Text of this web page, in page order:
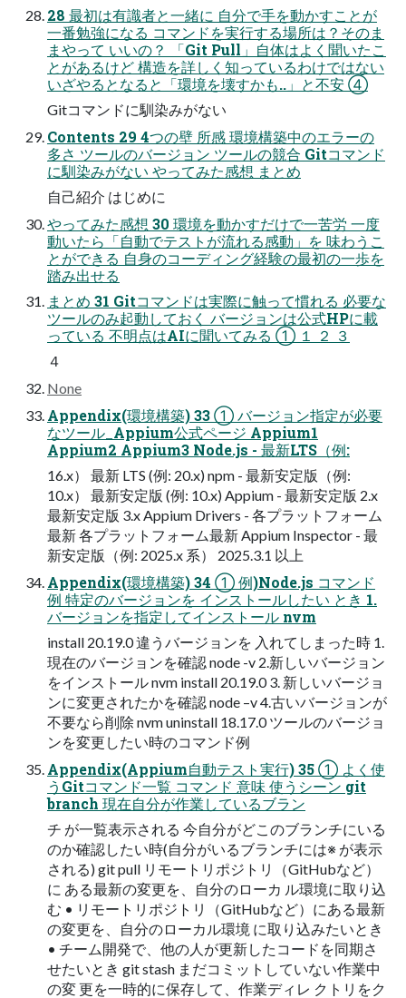
28 最初は有識者と一緒に 自分で手を動かすことが
一番勉強になる コマンドを実行する場所は？そのま
まやって いいの？ 「Git Pull」自体はよく聞いたこ
とがあるけど 構造を詳しく知っているわけではない
いざやるとなると「環境を壊すかも..」と不安 ④
Gitコマンドに馴染みがない
Contents 29 4つの壁 所感 環境構築中のエラーの
多さ ツールのバージョン ツールの競合 Gitコマンド
に馴染みがない やってみた感想 まとめ
自己紹介 はじめに
やってみた感想 30 環境を動かすだけで一苦労 一度
動いたら「自動でテストが流れる感動」を 味わうこ
とができる 自身のコーディング経験の最初の一歩を
踏み出せる
まとめ 31 Gitコマンドは実際に触って慣れる 必要な
ツールのみ起動しておく バージョンは公式HPに載
っている 不明点はAIに聞いてみる ① １ ２ ３
４
None
Appendix(環境構築) 33 ① バージョン指定が必要
なツール_Appium公式ページ Appium1
Appium2 Appium3 Node.js - 最新LTS（例:
16.x） 最新 LTS (例: 20.x) npm - 最新安定版（例:
10.x） 最新安定版 (例: 10.x) Appium - 最新安定版 2.x
最新安定版 3.x Appium Drivers - 各プラットフォーム
最新 各プラットフォーム最新 Appium Inspector - 最
新安定版（例: 2025.x 系） 2025.3.1 以上
Appendix(環境構築) 34 ① 例)Node.js コマンド
例 特定のバージョンを インストールしたい とき 1.
バージョンを指定してインストール nvm
install 20.19.0 違うバージョンを 入れてしまった時 1.
現在のバージョンを確認 node -v 2.新しいバージョン
をインストール nvm install 20.19.0 3. 新しいバージョ
ンに変更されたかを確認 node –v 4.古いバージョンが
不要なら削除 nvm uninstall 18.17.0 ツールのバージョ
ンを変更したい時のコマンド例
Appendix(Appium自動テスト実行) 35 ① よく使
うGitコマンド一覧 コマンド 意味 使うシーン git
branch 現在自分が作業しているブラン
チ が一覧表示される 今自分がどこのブランチにいる
のか確認したい時(自分がいるブランチには※ が表示
される) git pull リモートリポジトリ（GitHubなど）
に ある最新の変更を、自分のローカ ル環境に取り込
む • リモートリポジトリ（GitHubなど）にある最新
の変更を、自分のローカル環境 に取り込みたいとき
• チーム開発で、他の人が更新したコードを同期さ
せたいとき git stash まだコミットしていない作業中
の変 更を一時的に保存して、作業ディレ クトリをク